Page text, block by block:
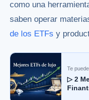
como una
saben operar
de los ETFs y
Te
▷ 2